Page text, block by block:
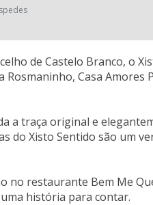
de Castelo Branco, o
Casa Amores
a traça original e
do Xisto Sentido são um
no restaurante Bem Me
história para contar.